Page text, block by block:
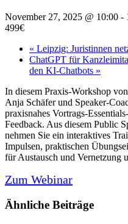
November 27, 2025 @ 10:00 -
499€
« Leipzig: Juristinnen
ChatGPT für
den KI-Chatbots »
In diesem Praxis-Workshop
Anja Schäfer und Speaker-
praxisnahes Vortrags-
Feedback. Aus diesem Public
nehmen Sie ein interaktives
Impulsen, praktischen
für Austausch und Vernetzung
Zum Webinar
Ähnliche Beiträge